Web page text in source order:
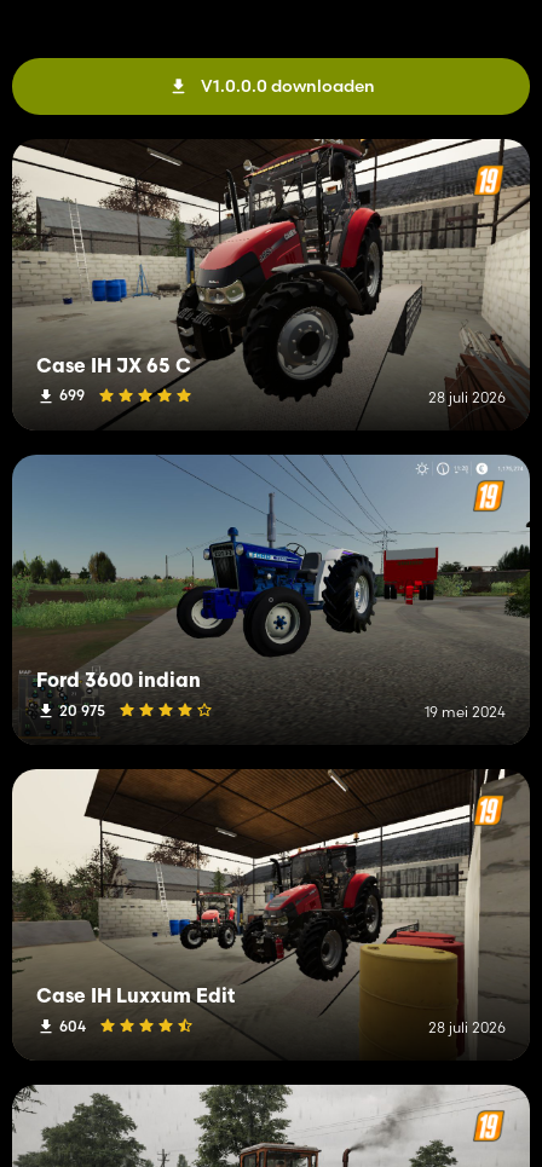
V1.0.0.0 downloaden
Case IH JX 65 C
699 28 juli 2026
Ford 3600 indian
20 975 19 mei 2024
Case IH Luxxum Edit
604 28 juli 2026